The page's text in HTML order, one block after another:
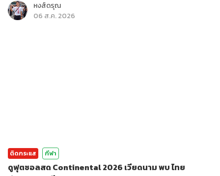
หงส์ดรุณ
06 ส.ค. 2026
ติดกระแส กีฬา
ดูฟุตซอลสด Continental 2026 เวียดนาม พบ ไทย